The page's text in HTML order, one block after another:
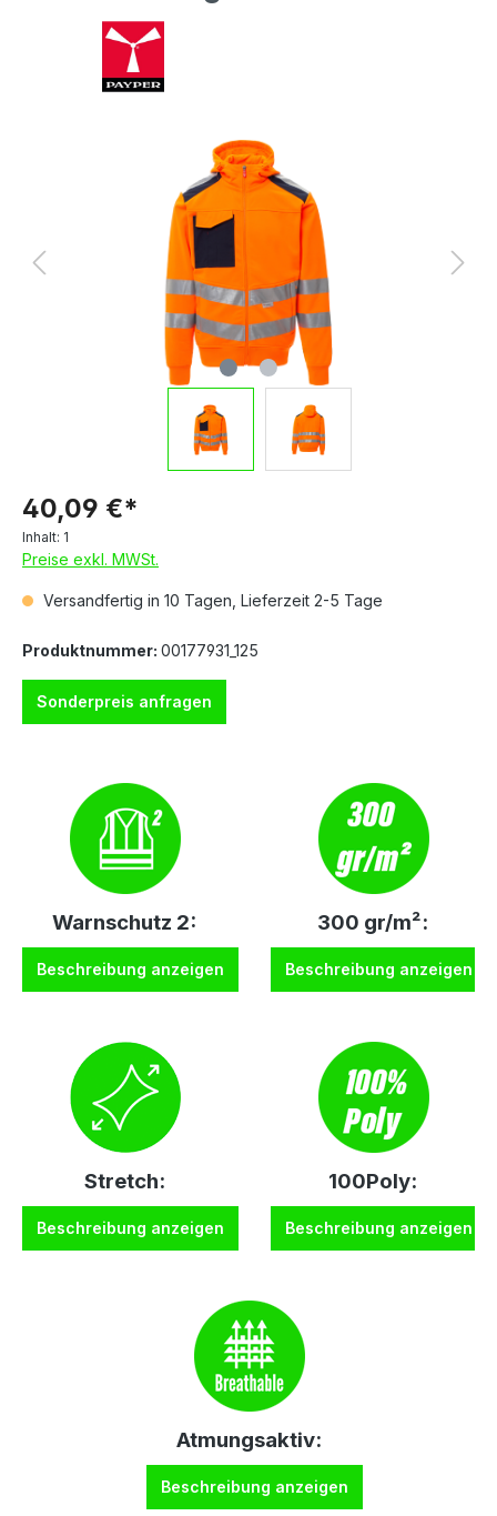
40,09 €*
Inhalt: 1
Preise exkl. MWSt.
Versandfertig in 10 Tagen, Lieferzeit 2-5 Tage
Produktnummer: 00177931_125
Sonderpreis anfragen
Warnschutz 2:
Beschreibung anzeigen
300 gr/m²:
Beschreibung anzeigen
Stretch:
Beschreibung anzeigen
100Poly:
Beschreibung anzeigen
Atmungsaktiv:
Beschreibung anzeigen